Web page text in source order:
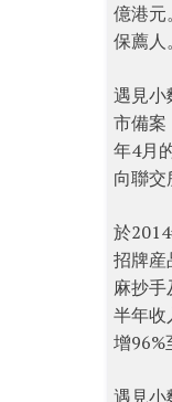
億港元
保薦人。
遇見小
市備案
年4月
向聯交
於
招牌産
麻抄
半年收
增96%
遇見小